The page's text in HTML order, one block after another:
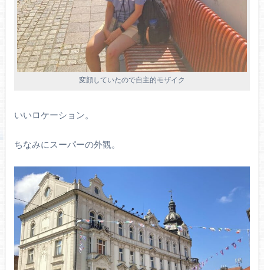
変顔していたので自主的モザイク
いいロケーション。
ちなみにスーパーの外観。